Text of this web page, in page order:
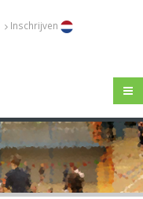
Inschrijven